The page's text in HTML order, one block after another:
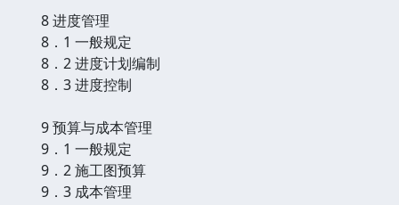
8 进度管理
8．1 一般规定
8．2 进度计划编制
8．3 进度控制
9 预算与成本管理
9．1 一般规定
9．2 施工图预算
9．3 成本管理